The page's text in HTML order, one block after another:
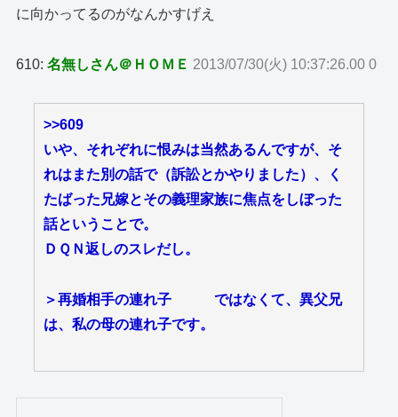
に向かってるのがなんかすげえ
610:名無しさん＠ＨＯＭＥ 2013/07/30(火) 10:37:26.00 0
>>609
いや、それぞれに恨みは当然あるんですが、そ
れはまた別の話で（訴訟とかやりました）、く
たばった兄嫁とその義理家族に焦点をしぼった
話ということで。
ＤＱＮ返しのスレだし。
＞再婚相手の連れ子 ではなくて、異父兄
は、私の母の連れ子です。